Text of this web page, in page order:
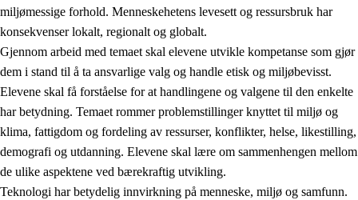
2. Prinsipper for læring, utvikling og danning
2.1 Sosial læring og utvikling
2.2 Kompetanse i fagene
2.3 Grunnleggende ferdigheter
2.4 Å lære å lære
Tverrfaglige temaer
miljømessige forhold. Menneskehetens levesett og ressursbruk har
konsekvenser lokalt, regionalt og globalt.
Gjennom arbeid med temaet skal elevene utvikle kompetanse som gjør
dem i stand til å ta ansvarlige valg og handle etisk og miljøbevisst.
Elevene skal få forståelse for at handlingene og valgene til den enkelte
har betydning. Temaet rommer problemstillinger knyttet til miljø og
klima, fattigdom og fordeling av ressurser, konflikter, helse, likestilling,
demografi og utdanning. Elevene skal lære om sammenhengen mellom
de ulike aspektene ved bærekraftig utvikling.
Teknologi har betydelig innvirkning på menneske, miljø og samfunn.